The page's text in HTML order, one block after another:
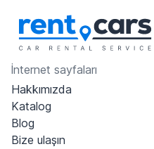
İnternet sayfaları
Hakkımızda
Katalog
Blog
Bize ulaşın